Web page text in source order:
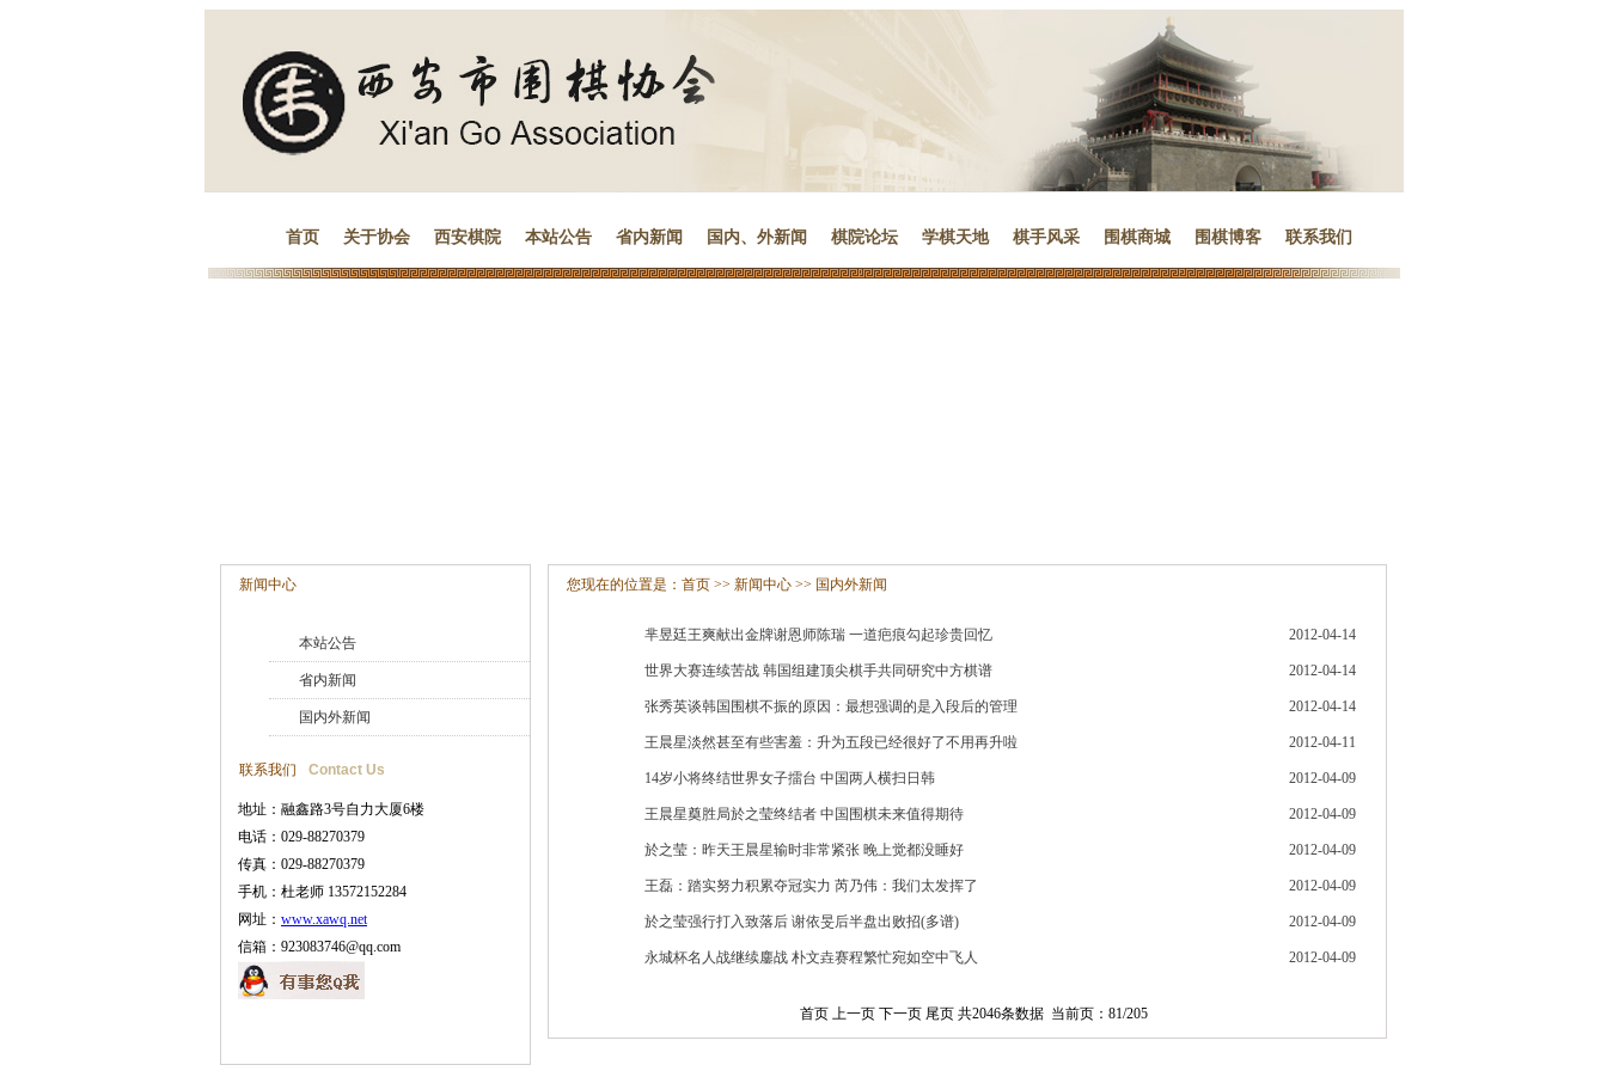
首页 关于协会 西安棋院 本站公告 省内新闻 国内、外新闻 棋院论坛 学棋天地 棋手风采 围棋商城 围棋博客 联系我们
新闻中心
本站公告
省内新闻
国内外新闻
联系我们 Contact Us
地址：融鑫路3号自力大厦6楼
电话：029-88270379
传真：029-88270379
手机：杜老师 13572152284
网址： www.xawq.net
信箱：923083746@qq.com
您现在的位置是： 首页 >> 新闻中心 >> 国内外新闻
2012-04-14
芈昱廷王爽献出金牌谢恩师陈瑞 一道疤痕勾起珍贵回忆
2012-04-14
世界大赛连续苦战 韩国组建顶尖棋手共同研究中方棋谱
2012-04-14
张秀英谈韩国围棋不振的原因：最想强调的是入段后的管理
2012-04-11
王晨星淡然甚至有些害羞：升为五段已经很好了不用再升啦
2012-04-09
14岁小将终结世界女子擂台 中国两人横扫日韩
2012-04-09
王晨星奠胜局於之莹终结者 中国围棋未来值得期待
2012-04-09
於之莹：昨天王晨星输时非常紧张 晚上觉都没睡好
2012-04-09
王磊：踏实努力积累夺冠实力 芮乃伟：我们太发挥了
2012-04-09
於之莹强行打入致落后 谢依旻后半盘出败招(多谱)
2012-04-09
永城杯名人战继续鏖战 朴文垚赛程繁忙宛如空中飞人
首页 上一页 下一页 尾页共2046条数据 当前页：81/205